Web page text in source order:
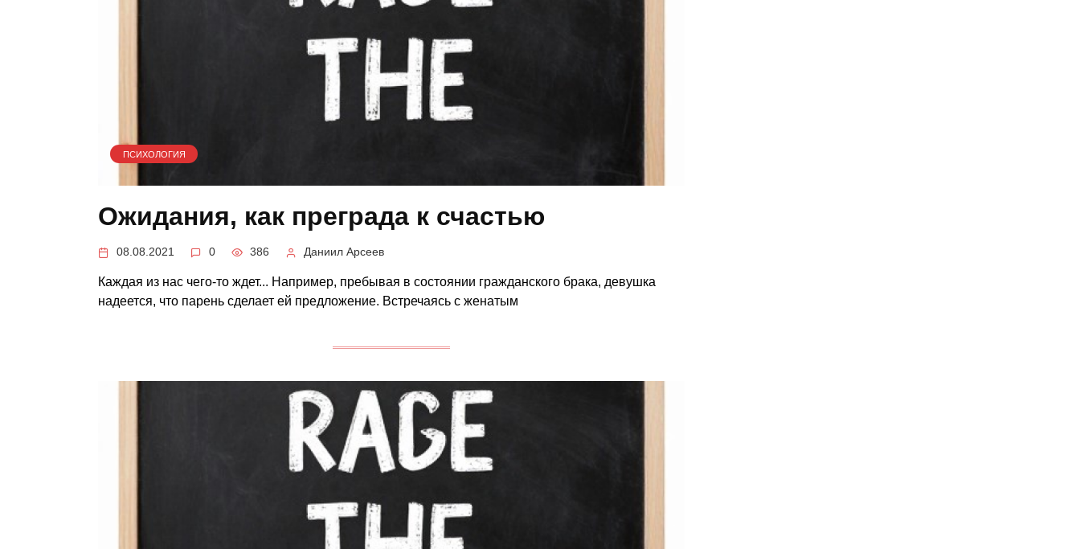
ПСИХОЛОГИЯ
Ожидания, как преграда к счастью
08.08.2021 0 386 Даниил Арсеев
Каждая из нас чего-то ждет... Например, пребывая в состоянии гражданского брака, девушка
надеется, что парень сделает ей предложение. Встречаясь с женатым